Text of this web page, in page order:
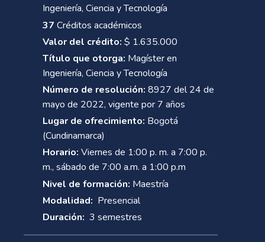
Ingeniería, Ciencia y Tecnología
37 Créditos académicos
Valor del crédito: $ 1.635.000
Título que otorga: Magíster en
Ingeniería, Ciencia y Tecnología
Número de resolución: 8927 del 24 de
mayo de 2022, vigente por 7 años
Lugar de ofrecimiento: Bogotá
(Cundinamarca)
Horario: Viernes de 1:00 p. m. a 7:00 p.
m., sábado de 7:00 a.m. a 1:00 p.m
Nivel de formación: Maestría
Modalidad: Presencial
Duración: 3 semestres